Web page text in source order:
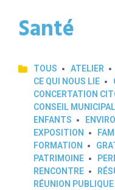
Santé
TOUS ATELIER
CE QUI NOUS LIE
CONCERTATION
CONSEIL MUNICIPAL
ENFANTS
EXPOSITION
FORMATION
PATRIMOINE
RENCONTRE
RÉUNION PUBLIQUE